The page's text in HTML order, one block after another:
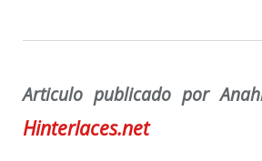
Articulo publicado por
Hinterlaces.net